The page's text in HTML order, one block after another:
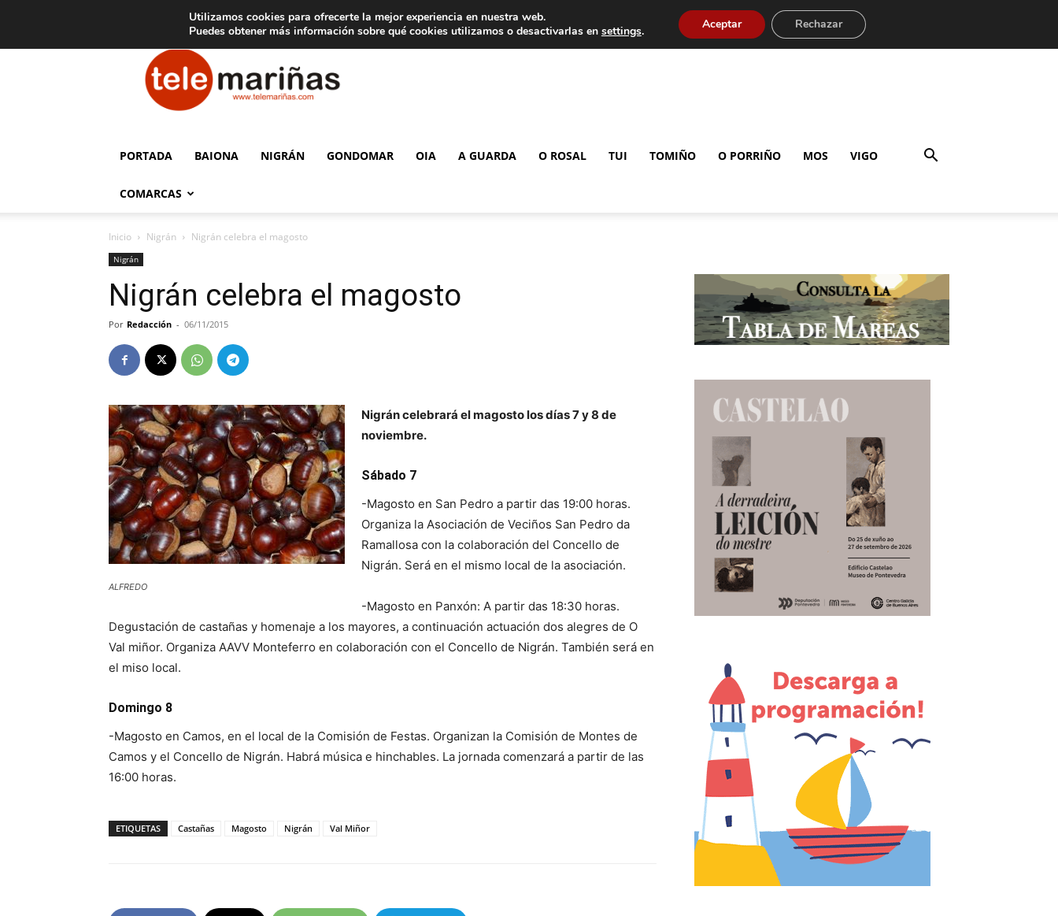
Aviso legal Tarifas de publicidad
Telemariñas
PORTADA BAIONA NIGRÁN GONDOMAR OIA A GUARDA O ROSAL TUI TOMIÑO O PORRIÑO MOS VIGO
COMARCAS
Inicio Nigrán Nigrán celebra el magosto
Nigrán
Nigrán celebra el magosto
Por Redacción - 06/11/2015
ALFREDO
Nigrán celebrará el magosto los días 7 y 8 de
noviembre.
Sábado 7
-Magosto en San Pedro a partir das 19:00 horas.
Organiza la Asociación de Veciños San Pedro da
Ramallosa con la colaboración del Concello de
Nigrán. Será en el mismo local de la asociación.
-Magosto en Panxón: A partir das 18:30 horas.
Degustación de castañas y homenaje a los mayores, a continuación actuación dos alegres de O
Val miñor. Organiza AAVV Monteferro en colaboración con el Concello de Nigrán. También será en
el miso local.
Domingo 8
-Magosto en Camos, en el local de la Comisión de Festas. Organizan la Comisión de Montes de
Camos y el Concello de Nigrán. Habrá música e hinchables. La jornada comenzará a partir de las
16:00 horas.
ETIQUETAS Castañas Magosto Nigrán Val Miñor
Utilizamos cookies para ofrecerte la mejor experiencia en nuestra web.
Puedes obtener más información sobre qué cookies utilizamos o desactivarlas en settings. Aceptar Rechazar